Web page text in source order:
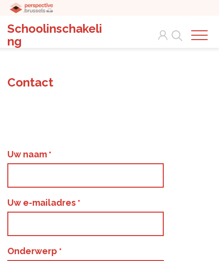
Schoolinschakeli
ng
Search
Contact
Uw naam
Uw e-mailadres
Onderwerp